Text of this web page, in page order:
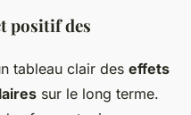
positif des
tableau clair des effets
sur le long terme.